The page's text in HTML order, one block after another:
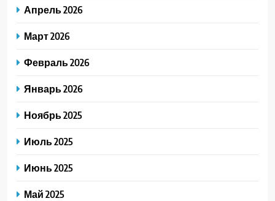
Апрель 2026
Март 2026
Февраль 2026
Январь 2026
Ноябрь 2025
Июль 2025
Июнь 2025
Май 2025